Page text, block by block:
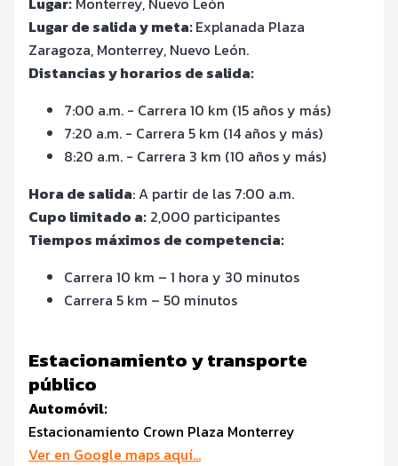
Lugar de salida y meta:Explanada Plaza
Zaragoza, Monterrey, Nuevo León.
Distancias y horarios de salida:
7:00 a.m. - Carrera 10 km (15 años y más)
7:20 a.m. - Carrera 5 km (14 años y más)
8:20 a.m. - Carrera 3 km (10 años y más)
Hora de salida: A partir de las 7:00 a.m.
Cupo limitado a: 2,000 participantes
Tiempos máximos de competencia:
Carrera 10 km – 1 hora y 30 minutos
Carrera 5 km – 50 minutos
Estacionamiento y transporte
público
Automóvil:
Estacionamiento Crown Plaza Monterrey
Ver en Google maps aquí…